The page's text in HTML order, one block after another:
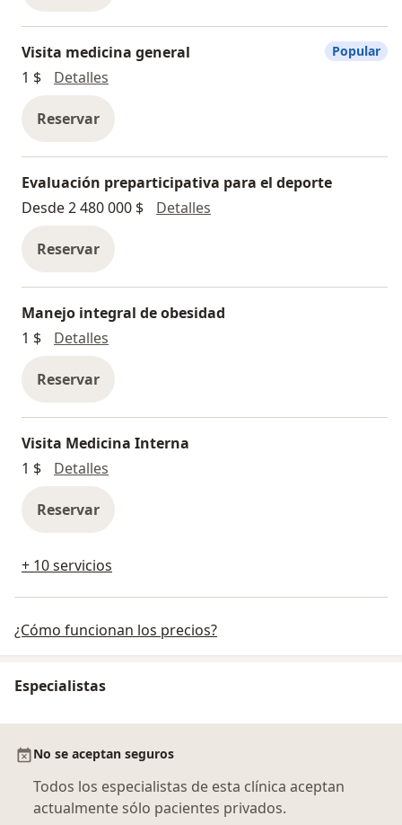
Visita medicina general
1 $
Detalles
Reservar
Popular
Evaluación preparticipativa para el deporte
Desde 2 480 000 $
Detalles
Reservar
Manejo integral de obesidad
1 $
Detalles
Reservar
Visita Medicina Interna
1 $
Detalles
Reservar
+ 10 servicios
¿Cómo funcionan los precios?
Especialistas
No se aceptan seguros
Todos los especialistas de esta clínica aceptan
actualmente sólo pacientes privados.